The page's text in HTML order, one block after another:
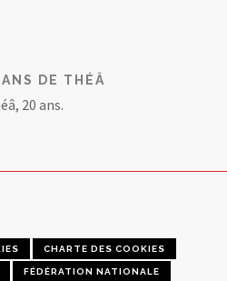
DE THÉÂ
20 ans.
CHARTE DES COOKIES
FÉDÉRATION NATIONALE